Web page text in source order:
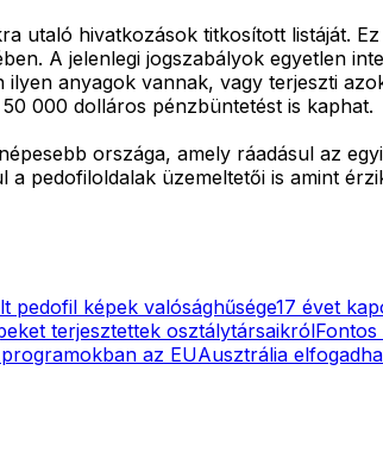
utaló hivatkozások titkosított listáját.
A jelenlegi jogszabályok egyetlen
anyagok vannak, vagy terjeszti
000 dolláros pénzbüntetést is kaphat.
országa, amely ráadásul az
pedofiloldalak üzemeltetői is amint
pedofil képek valósághűsége17 évet
terjesztettek osztálytársaikról
az EUAusztrália